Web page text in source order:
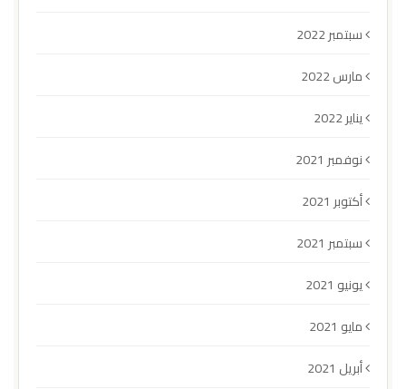
سبتمبر 2022
مارس 2022
يناير 2022
نوفمبر 2021
أكتوبر 2021
سبتمبر 2021
يونيو 2021
مايو 2021
أبريل 2021